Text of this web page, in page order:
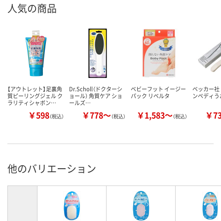
人気の商品
【アウトレット】足裏角
質ピーリングジェル ク
ラリティシャボン…
￥598（税込）
Dr.Scholl（ドクターシ
ョール） 角質ケア ショ
ールズ…
￥778～（税込）
ベビーフット イージー
パック リベルタ
￥1,583～（税込）
ベッカー
ンペディ
￥
他のバリエーション